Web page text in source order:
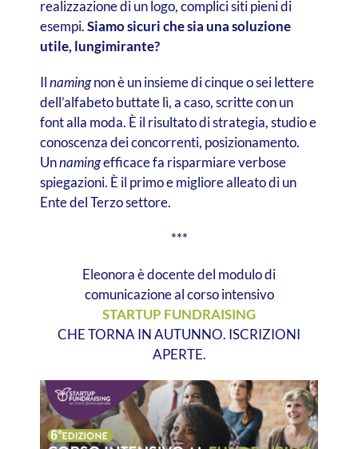
realizzazione di un logo, complici siti pieni di
esempi.Siamo sicuri che sia una soluzione
utile, lungimirante?
Ilnamingnon è un insieme di cinque o sei lettere
dell’alfabeto buttate lì, a caso, scritte con un
font alla moda. È il risultato di strategia, studio e
conoscenza dei concorrenti, posizionamento.
Unnamingefficace fa risparmiare verbose
spiegazioni. È il primo e migliore alleato di un
Ente del Terzo settore.
***
Eleonora è docente del modulo di
comunicazione al corso intensivo
STARTUP FUNDRAISING
CHE TORNA IN AUTUNNO. ISCRIZIONI
APERTE.